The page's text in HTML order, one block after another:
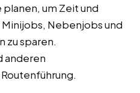
um Zeit und
Nebenjobs und
zu sparen.
anderen